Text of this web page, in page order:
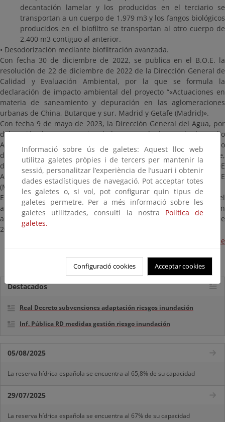
decantación lamelar y los producidos en el terciario se
transportan a un cuerpo de 1.979 m3 y los fangos biológicos
producidos en el biofiltro se transportan al otro cuerpo de
2.400 m3 contiguo al anterior.
• Desodorización mediante biofiltración avanzada.
Con fecha 30 de diciembre de 2022, se publica en el B.O.E. la
resolución de 22 de diciembre de 2022 de la Dirección General de
Calidad y Evaluación Ambiental, por la que se formula la
declaración de impacto ambiental del proyecto “«Actuaciones en
materia de saneamiento y depuración en las aglomeraciones
urbanas de China, Butarque y sur, Madrid y Getafe (Madrid)».
Con fecha 9 de mayo de 2023, la Dirección General del Agua, por
delegación de competencias de la Secretaría de Estado de Medio
Ambiente, resolvió aprobar técnicamente, a efectos de lo
dispuesto en el artículo 231 de la Ley 9/2017, de 8 de noviembre,
de Contratos del Sector Público, el “ANTEPROYECTO DE
ADECUACIÓN DEL TRATAMIENTO DE LA EDAR DE BUTARQUE
(MADRID)”
El anuncio de aprobación técnica del proyecto, como establece el
artículo 42.4 de la Ley 21/2013, de 9 de diciembre, de evaluación
ambiental, fue publicado en el B.O.E. nº 117 de 17 de mayo de
2023.
Enlace web a Publicación en el BOE de la aprobación de
Destacados
Real Decreto subvenciones adaptación riesgos inundación
Inf. Pública RD medidas gestión riesgo inundación
05/08/2025
La reserva hídrica española se encuentra al 65,8% de su capacidad
29/07/2025
La reserva hídrica española se encuentra al 67% de su capacidad
Informació sobre ús de galetes: Aquest lloc web
utilitza galetes pròpies i de tercers per mantenir la
sessió, personalitzar l’experiència de l’usuari i obtenir
dades estadístiques de navegació. Pot acceptar totes
les galetes o, si vol, pot configurar quin tipus de
galetes permetre. Per a més informació sobre les
galetes utilitzades, consulti la nostra Política de
galetes.
Configuració cookies Acceptar cookies